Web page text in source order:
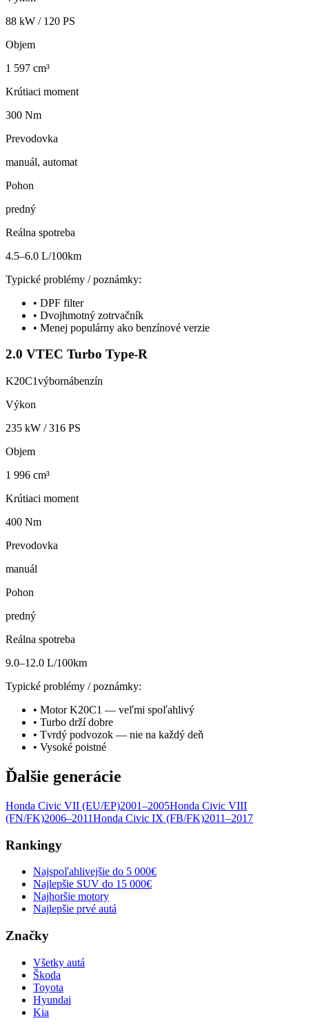
88 kW / 120 PS
Objem
1 597 cm³
Krútiaci moment
300 Nm
Prevodovka
manuál, automat
Pohon
predný
Reálna spotreba
4.5–6.0 L/100km
Typické problémy / poznámky:
• DPF filter
• Dvojhmotný zotrvačník
• Menej populárny ako benzínové verzie
2.0 VTEC Turbo Type-R
K20C1výbornábenzín
Výkon
235 kW /316 PS
Objem
1 996 cm³
Krútiaci moment
400 Nm
Prevodovka
manuál
Pohon
predný
Reálna spotreba
9.0–12.0 L/100km
Typické problémy / poznámky:
• Motor K20C1 — veľmi spoľahlivý
• Turbo drží dobre
• Tvrdý podvozok — nie na každý deň
• Vysoké poistné
Ďalšie generácie
Honda Civic VII (EU/EP)2001–2005Honda Civic VIII
(FN/FK)2006–2011Honda Civic IX (FB/FK)2011–2017
Rankingy
Najspoľahlivejšie do 5 000€
Najlepšie SUV do 15 000€
Najhoršie motory
Najlepšie prvé autá
Značky
Všetky autá
Škoda
Toyota
Hyundai
Kia